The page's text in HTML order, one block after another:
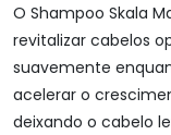
O Shampoo Skala
revitalizar cabelos
suavemente
acelerar o
deixando o cabelo